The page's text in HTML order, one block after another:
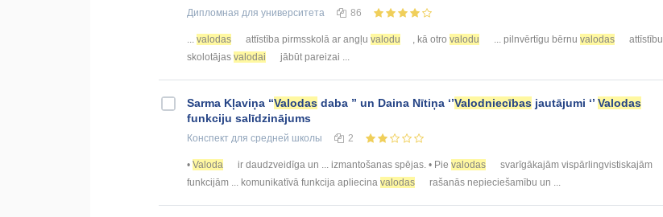
Дипломная для университета 86
valodas attīstība pirmsskolā ar angļu valodu , kā otro valodu ... pilnvērtīgu bērnu valodas
attīstību,
skolotājas valodai jābūt pareizai ...
Sarma Kļaviņa “Valodas daba ” un Daina Nītiņa ‘’Valodniecības jautājumi ‘’ Valodas
funkciju salīdzinājums
Конспект для средней школы 2
• Valoda ir daudzveidīga un ... izmantošanas spējas. • Pie valodas
svarīgākajām vispārlingvistiskajām
funkcijām ... komunikatīvā funkcija apliecina valodas rašanās nepieciešamību un ...